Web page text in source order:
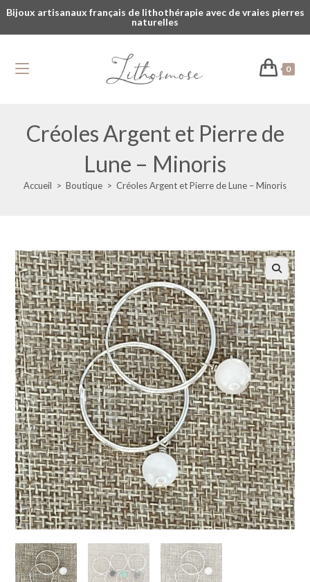
Bijoux artisanaux français de lithothérapie avec de vraies pierres
naturelles
0
Créoles Argent et Pierre de
Lune – Minoris
Accueil > Boutique > Créoles Argent et Pierre de Lune – Minoris
🔍